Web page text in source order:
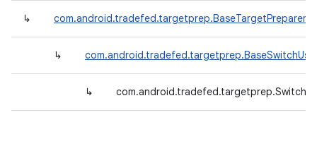
↳ com.android.tradefed.targetprep.BaseTargetPreparer
↳
↳